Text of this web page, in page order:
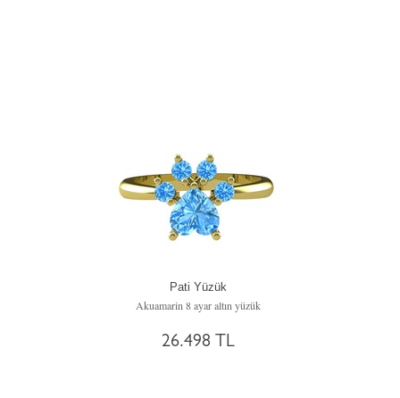
Pati Yüzük
Akuamarin 8 ayar altın yüzük
26.498 TL